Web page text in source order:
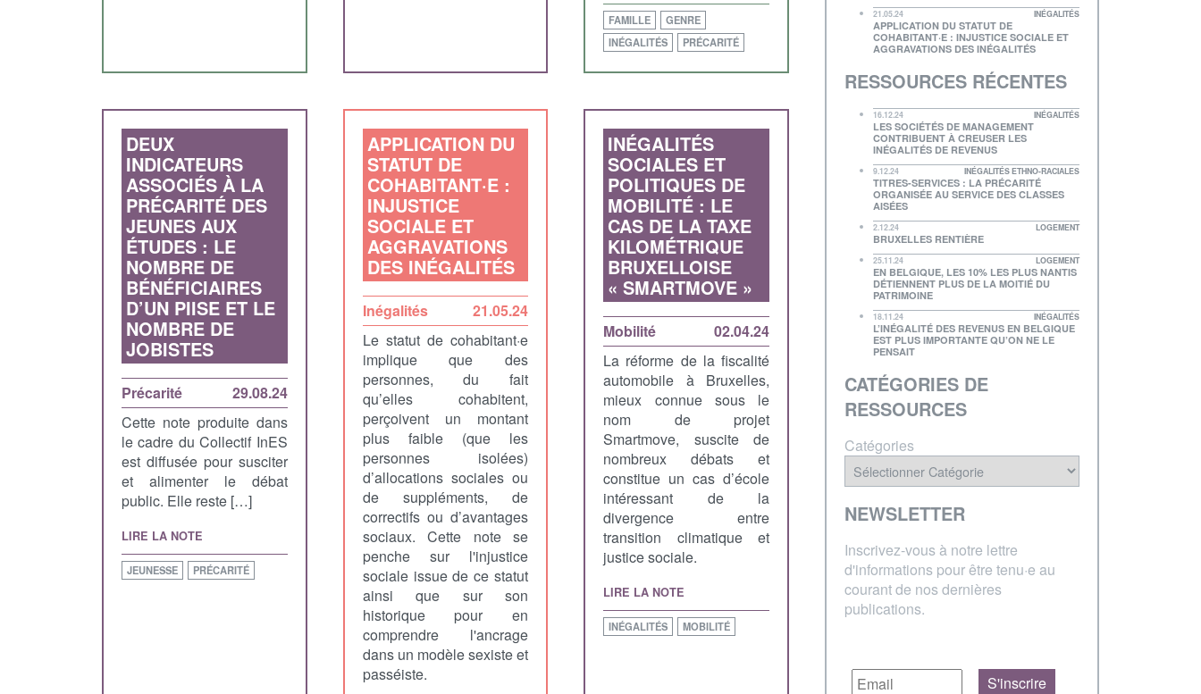
FAMILLE
GENRE
INÉGALITÉS
PRÉCARITÉ
DEUX
INDICATEURS
ASSOCIÉS À LA
PRÉCARITÉ DES
JEUNES AUX
ÉTUDES : LE
NOMBRE DE
BÉNÉFICIAIRES
D’UN PIISE ET LE
NOMBRE DE
JOBISTES
Précarité
29.08.24
Cette note produite dans
le cadre du Collectif InES
est diffusée pour susciter
et alimenter le débat
public. Elle reste […]
LIRE LA NOTE
JEUNESSE PRÉCARITÉ
APPLICATION DU
STATUT DE
COHABITANT·E :
INJUSTICE
SOCIALE ET
AGGRAVATIONS
DES INÉGALITÉS
Inégalités
21.05.24
Le statut de cohabitant·e
implique que des
personnes, du fait
qu’elles cohabitent,
perçoivent un montant
plus faible (que les
personnes isolées)
d’allocations sociales ou
de suppléments, de
correctifs ou d’avantages
sociaux. Cette note se
penche sur l'injustice
sociale issue de ce statut
ainsi que sur son
historique pour en
comprendre l'ancrage
dans un modèle sexiste et
passéiste.
INÉGALITÉS
SOCIALES ET
POLITIQUES DE
MOBILITÉ : LE
CAS DE LA TAXE
KILOMÉTRIQUE
BRUXELLOISE
« SMARTMOVE »
Mobilité
02.04.24
La réforme de la fiscalité
automobile à Bruxelles,
mieux connue sous le
nom de projet
Smartmove, suscite de
nombreux débats et
constitue un cas d’école
intéressant de la
divergence entre
transition climatique et
justice sociale.
LIRE LA NOTE
INÉGALITÉS MOBILITÉ
21.05.24 INÉGALITÉS
APPLICATION DU STATUT DE
COHABITANT·E : INJUSTICE SOCIALE ET
AGGRAVATIONS DES INÉGALITÉS
RESSOURCES RÉCENTES
16.12.24 INÉGALITÉS
LES SOCIÉTÉS DE MANAGEMENT
CONTRIBUENT À CREUSER LES
INÉGALITÉS DE REVENUS
9.12.24 INÉGALITÉS ETHNO-RACIALES
TITRES-SERVICES : LA PRÉCARITÉ
ORGANISÉE AU SERVICE DES CLASSES
AISÉES
2.12.24 LOGEMENT
BRUXELLES RENTIÈRE
25.11.24 LOGEMENT
EN BELGIQUE, LES 10% LES PLUS NANTIS
DÉTIENNENT PLUS DE LA MOITIÉ DU
PATRIMOINE
18.11.24 INÉGALITÉS
L’INÉGALITÉ DES REVENUS EN BELGIQUE
EST PLUS IMPORTANTE QU’ON NE LE
PENSAIT
CATÉGORIES DE
RESSOURCES
Catégories
NEWSLETTER
Inscrivez-vous à notre lettre
d'informations pour être tenu·e au
courant de nos dernières
publications.
S'inscrire